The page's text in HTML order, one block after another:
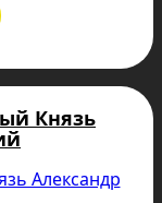
Князь